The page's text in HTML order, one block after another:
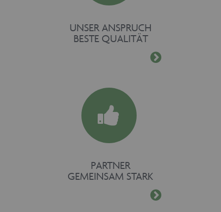
UNSER ANSPRUCH
BESTE QUALITÄT
PARTNER
GEMEINSAM STARK